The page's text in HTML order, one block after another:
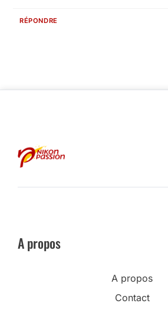
RÉPONDRE
A propos
A propos
Contact